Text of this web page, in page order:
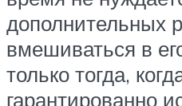
дополнительных
вмешиваться в
только тогда,
гарантированно